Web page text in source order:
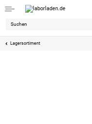
Lagersortiment